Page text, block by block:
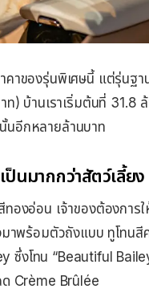
าคาของรุ่นพิเศษนี้ แต่รุ่น
) บ้านเราเริ่มต้นที่ 31.8
นอีกหลายล้านบาท
นมากกว่าสัตว์เลี้ยง
องอ่อน เจ้าของต้องกา
พร้อมตัวถังแบบ ทูโทนสี
ซึ่งโทน “Beautiful
Crème Brûlée